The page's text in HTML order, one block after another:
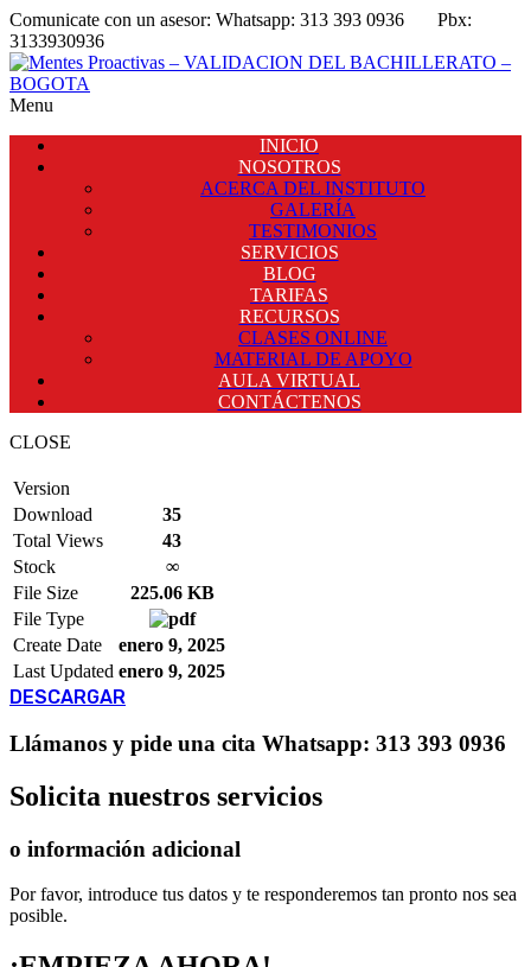
Comunicate con un asesor: Whatsapp: 313 393 0936 Pbx:
3133930936
Menu
INICIO
NOSOTROS
ACERCA DEL INSTITUTO
GALERÍA
TESTIMONIOS
SERVICIOS
BLOG
TARIFAS
RECURSOS
CLASES ONLINE
MATERIAL DE APOYO
AULA VIRTUAL
CONTÁCTENOS
CLOSE
Version
Download
35
Total Views
43
Stock
∞
File Size
225.06 KB
File Type
Create Date
enero 9, 2025
Last Updated enero 9, 2025
DESCARGAR
Llámanos y pide una cita Whatsapp: 313 393 0936
Solicita nuestros servicios
o información adicional
Por favor, introduce tus datos y te responderemos tan pronto nos sea
posible.